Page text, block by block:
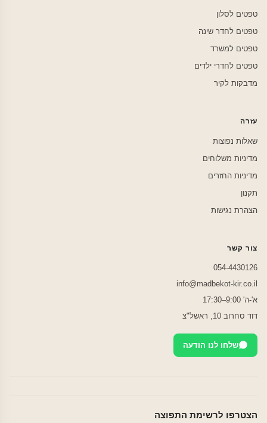
טפטים לסלון
טפטים לחדר שינה
טפטים למשרד
טפטים לחדרי ילדים
מדבקות לקיר
עזרה
שאלות נפוצות
מדיניות משלוחים
מדיניות החזרים
תקנון
הצהרת נגישות
צור קשר
054-4430126
info@madbekot-kir.co.il
א'-ה' 9:00–17:30
דוד סחרוב 10, ראשל"צ
שלחו לנו הודעה
הצטרפו לרשימת התפוצה